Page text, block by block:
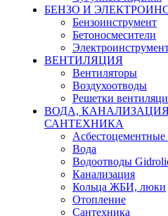
БЕНЗО И
Бензоинструмент
Бетоносмесители
ВЕНТИЛЯЦИЯ
Вентиляторы
Воздухоотводы
Решетки
ВОДА,
САНТЕХНИКА
Вода
Водоотводы
Канализация
Кольца ЖБИ, люки
Отопление
Сантехника